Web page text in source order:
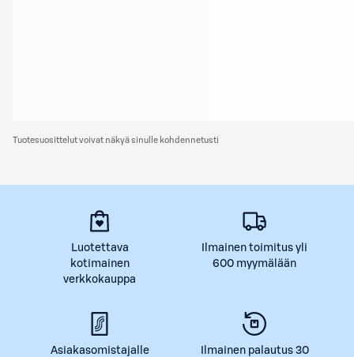
Tuotesuosittelut voivat näkyä sinulle kohdennetusti
Luotettava
kotimainen
verkkokauppa
Ilmainen toimitus yli
600 myymälään
Asiakasomistajalle
Ilmainen palautus 30